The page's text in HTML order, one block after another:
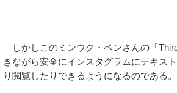
しかしこのミンウク・ペンさんの「
きながら安全にインスタグラムにテキス
り閲覧したりできるようになるのである。